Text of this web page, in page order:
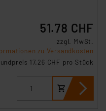
51.78 CHF
zzgl. MwSt.
zu Versandkosten
17.26 CHF pro Stück